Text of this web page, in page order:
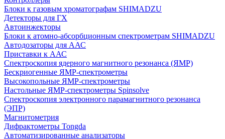
Блоки к газовым хроматографам SHIMADZU
Детекторы для ГХ
Автоинжекторы
Блоки к атомно-абсорбционным спектрометрам SHIMADZU
Автодозаторы для ААС
Приставки к ААС
Спектроскопия ядерного магнитного резонанса (ЯМР)
Бескриогенные ЯМР‑спектрометры
Высокопольные ЯМР‑спектрометры
Настольные ЯМР‑спектрометры Spinsolve
Спектроскопия электронного парамагнитного резонанса
(ЭПР)
Магнитометрия
Дифрактометры Tongda
Автоматизированные анализаторы